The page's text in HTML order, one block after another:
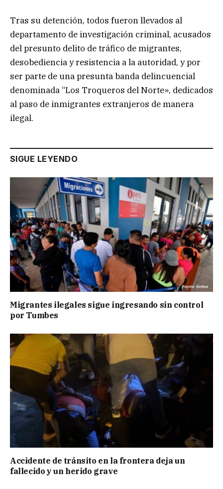
Tras su detención, todos fueron llevados al
departamento de investigación criminal, acusados
del presunto delito de tráfico de migrantes,
desobediencia y resistencia a la autoridad, y por
ser parte de una presunta banda delincuencial
denominada “Los Troqueros del Norte», dedicados
al paso de inmigrantes extranjeros de manera
ilegal.
SIGUE LEYENDO
Migrantes ilegales sigue ingresando sin control
por Tumbes
Accidente de tránsito en la frontera deja un
fallecido y un herido grave